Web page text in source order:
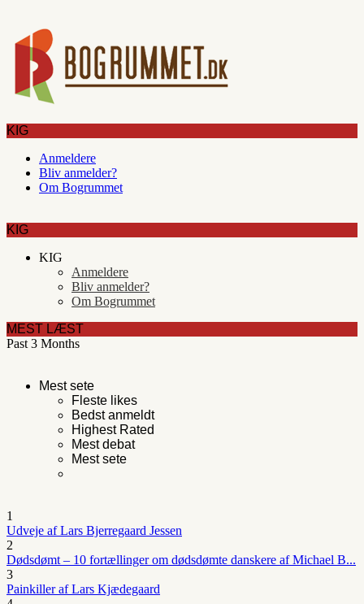
KIG
Anmeldere
Bliv anmelder?
Om Bogrummet
KIG
KIG
Anmeldere
Bliv anmelder?
Om Bogrummet
MEST LÆST
Past 3 Months
Mest sete
Fleste likes
Bedst anmeldt
Highest Rated
Mest debat
Mest sete
1
Udveje af Lars Bjerregaard Jessen
2
Dødsdømt – 10 fortællinger om dødsdømte danskere af Michael B...
3
Painkiller af Lars Kjædegaard